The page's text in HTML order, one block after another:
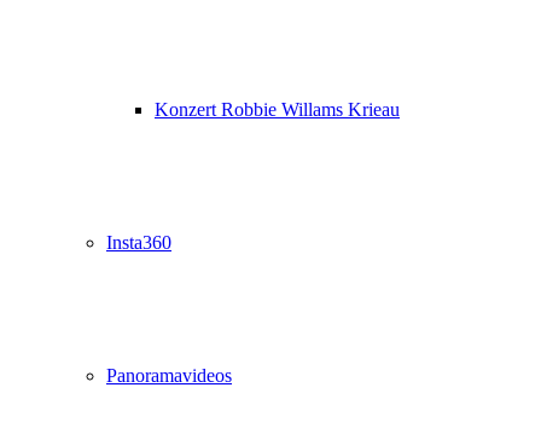
Konzert Robbie Willams Krieau
Insta360
Panoramavideos